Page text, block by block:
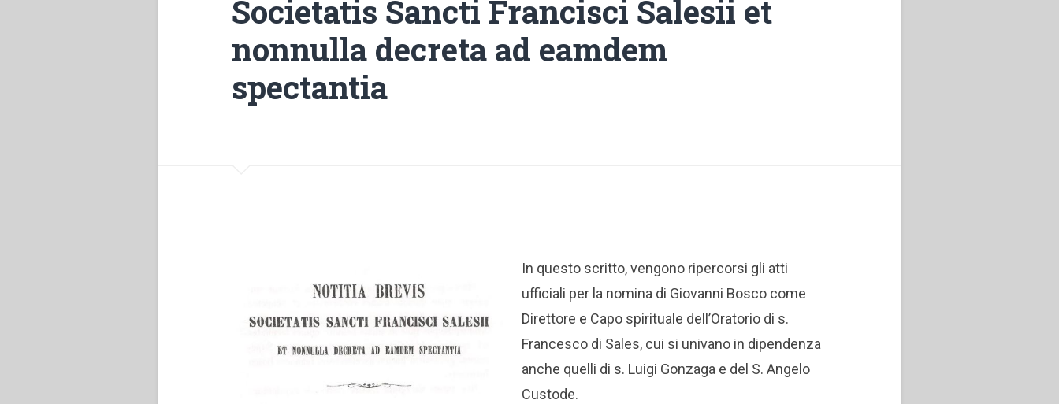
Societatis Sancti Francisci Salesii et
nonnulla decreta ad eamdem
spectantia
In questo scritto, vengono ripercorsi gli atti
ufficiali per la nomina di Giovanni Bosco come
Direttore e Capo spirituale dell’Oratorio di s.
Francesco di Sales, cui si univano in dipendenza
anche quelli di s. Luigi Gonzaga e del S. Angelo
Custode.